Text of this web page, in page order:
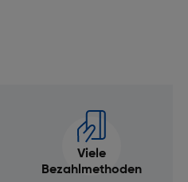
Viele
Bezahlmethoden